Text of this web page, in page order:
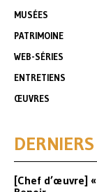
MUSÉES
PATRIMOINE
WEB-SÉRIES
ENTRETIENS
ŒUVRES
[Chef d’œuvre]